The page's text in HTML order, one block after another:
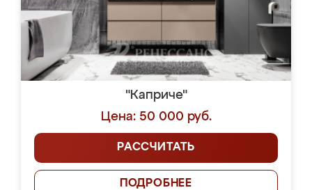
"Каприче"
Цена: 50 000 руб.
РАССЧИТАТЬ
ПОДРОБНЕЕ